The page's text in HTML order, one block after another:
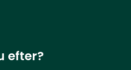
efter?